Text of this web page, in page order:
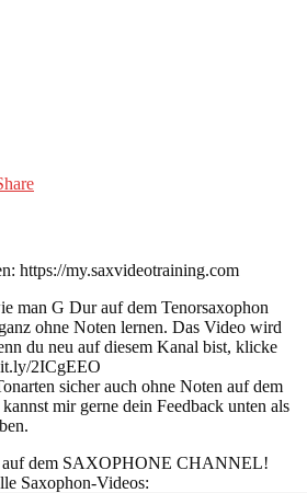
https://my.saxvideotraining.com
man G Dur auf dem Tenorsaxophon
ohne Noten lernen. Das Video wird
du neu auf diesem Kanal bist, klicke
2ICgEEO
sicher auch ohne Noten auf dem
mir gerne dein Feedback unten als
auf dem SAXOPHONE CHANNEL!
Saxophon-Videos: